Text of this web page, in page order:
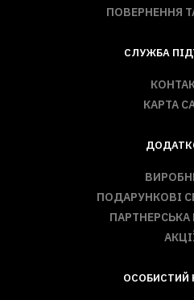
ПОВЕРНЕННЯ
СЛУЖБА
КАРТА
ПОДАРУНКОВІ
ПАРТНЕРСЬКА
ОСОБИСТИЙ